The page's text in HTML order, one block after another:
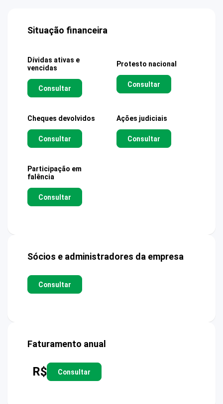
Situação financeira
Dívidas ativas e
vencidas
Consultar
Protesto nacional
Consultar
Cheques devolvidos
Consultar
Ações judiciais
Consultar
Participação em
falência
Consultar
Sócios e administradores da empresa
Consultar
Faturamento anual
R$ Consultar